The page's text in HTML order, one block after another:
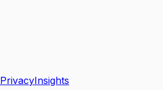
PrivacyInsights